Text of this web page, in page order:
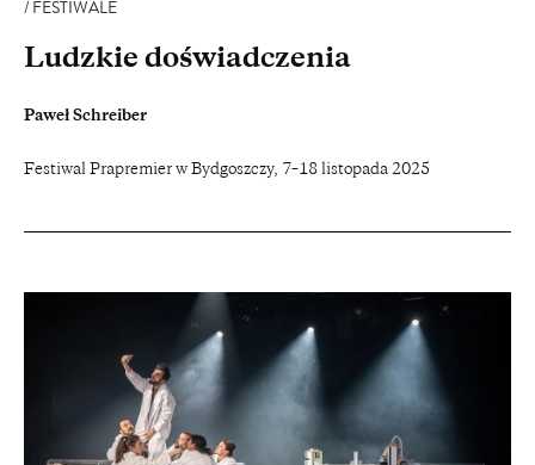
FESTIWALE
Ludzkie doświadczenia
Paweł Schreiber
Festiwal Prapremier w Bydgoszczy, 7–18 listopada 2025